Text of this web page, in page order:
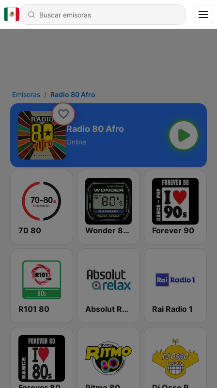
Emisoras Radio 80 Afro
Radio 80 Afro
Online
70 80 Wonder 80's Forever 90
R101 80 Absolut Relax Rai Radio 1